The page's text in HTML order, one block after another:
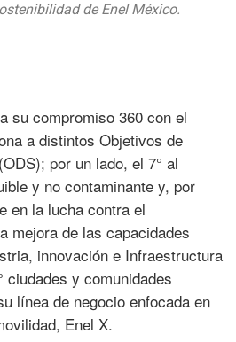
de Enel México.
su compromiso 360 con el
a distintos Objetivos de
por un lado, el 7° al
y no contaminante y, por
en la lucha contra el
mejora de las capacidades
innovación e Infraestructura
ciudades y comunidades
línea de negocio enfocada en
Enel X.